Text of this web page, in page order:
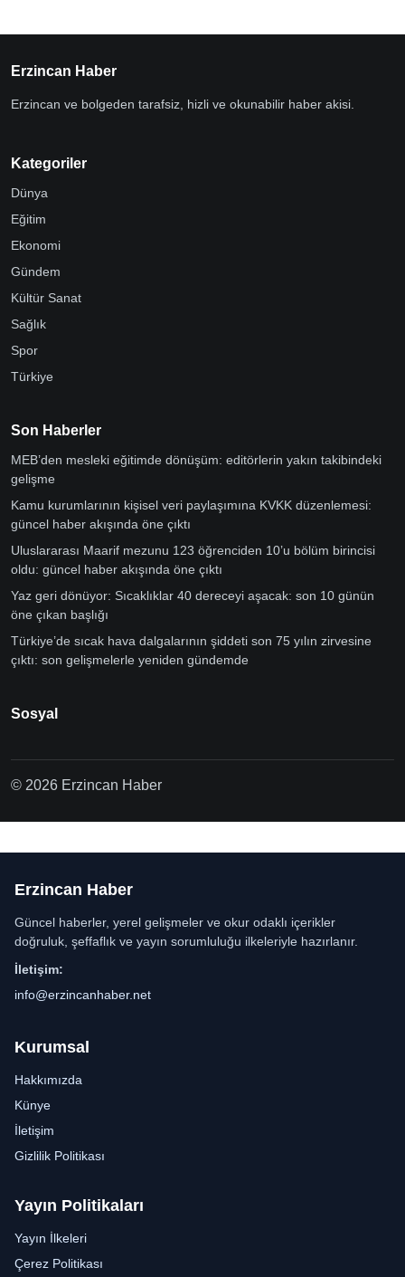
Erzincan Haber
Erzincan ve bolgeden tarafsiz, hizli ve okunabilir haber akisi.
Kategoriler
Dünya
Eğitim
Ekonomi
Gündem
Kültür Sanat
Sağlık
Spor
Türkiye
Son Haberler
MEB’den mesleki eğitimde dönüşüm: editörlerin yakın takibindeki
gelişme
Kamu kurumlarının kişisel veri paylaşımına KVKK düzenlemesi:
güncel haber akışında öne çıktı
Uluslararası Maarif mezunu 123 öğrenciden 10’u bölüm birincisi
oldu: güncel haber akışında öne çıktı
Yaz geri dönüyor: Sıcaklıklar 40 dereceyi aşacak: son 10 günün
öne çıkan başlığı
Türkiye’de sıcak hava dalgalarının şiddeti son 75 yılın zirvesine
çıktı: son gelişmelerle yeniden gündemde
Sosyal
© 2026 Erzincan Haber
Erzincan Haber
Güncel haberler, yerel gelişmeler ve okur odaklı içerikler
doğruluk, şeffaflık ve yayın sorumluluğu ilkeleriyle hazırlanır.
İletişim:
info@erzincanhaber.net
Kurumsal
Hakkımızda
Künye
İletişim
Gizlilik Politikası
Yayın Politikaları
Yayın İlkeleri
Çerez Politikası